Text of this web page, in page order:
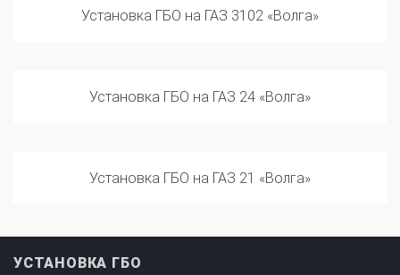
Установка ГБО на ГАЗ 3102 «Волга»
Установка ГБО на ГАЗ 24 «Волга»
Установка ГБО на ГАЗ 21 «Волга»
УСТАНОВКА ГБО